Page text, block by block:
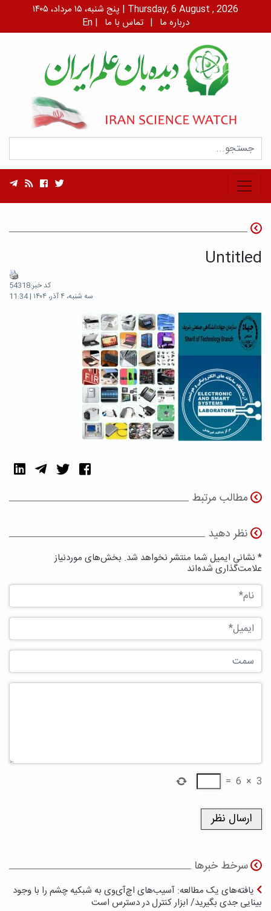
پنج شنبه، ۱۵ مرداد، ۱۴۰۵ | Thursday, 6 August , 2026
En | درباره ما | تماس با ما
Untitled
کد خبر:54318
سه شنبه، ۴ آذر، ۱۴۰۴ | 11:34
مطالب مرتبط
نظر دهید
* نشانی ایمیل شما منتشر نخواهد شد. بخش‌های موردنیاز
علامت‌گذاری شده‌اند
3
×
6
=
سرخط خبرها
یافته‌های یک مطالعه: آسیب‌های اچ‌آی‌وی به شبکیه چشم را با وجود
بینایی جدی بگیرید/ ابزار کنترل در دسترس است